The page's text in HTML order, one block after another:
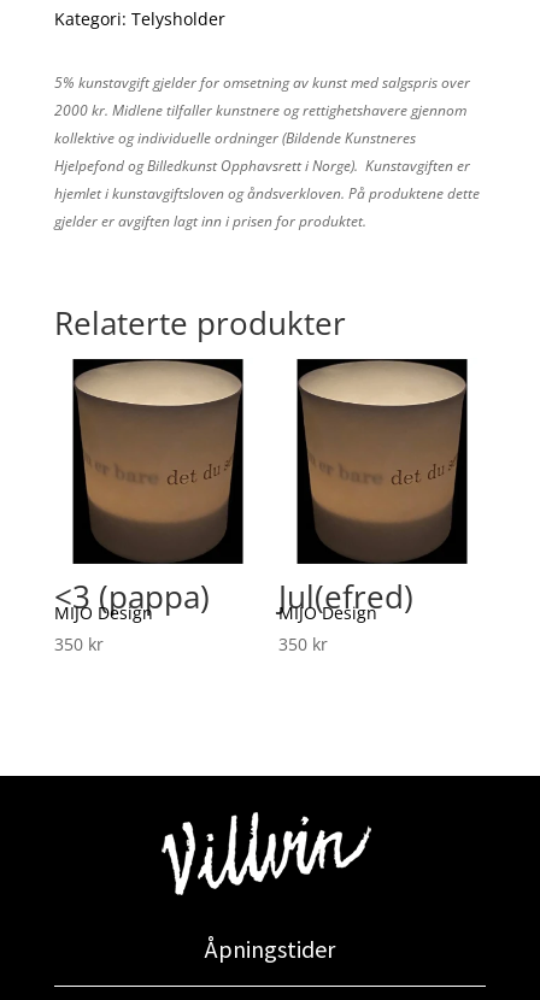
Kategori: Telysholder
5% kunstavgift gjelder for omsetning av kunst med salgspris over
2000 kr. Midlene tilfaller kunstnere og rettighetshavere gjennom
kollektive og individuelle ordninger (Bildende Kunstneres
Hjelpefond og Billedkunst Opphavsrett i Norge). Kunstavgiften er
hjemlet i kunstavgiftsloven og åndsverkloven. På produktene dette
gjelder er avgiften lagt inn i prisen for produktet.
Relaterte produkter
<3 (pappa)
MIJO Design
350 kr
Jul(efred)
MIJO Design
350 kr
Åpningstider